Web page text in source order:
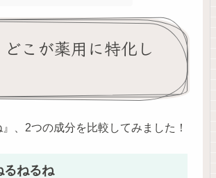
こが薬用に特化し
、2つの成分を比較してみました！
るねるね